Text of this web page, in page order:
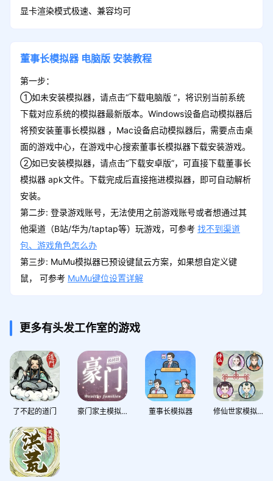
显卡渲染模式极速、兼容均可
董事长模拟器 电脑版 安装教程
第一步：
①如未安装模拟器，请点击“下载电脑版 ”，将识别当前系统
下载对应系统的模拟器最新版本。Windows设备启动模拟器后
将预安装董事长模拟器 ，Mac设备启动模拟器后，需要点击桌
面的游戏中心，在游戏中心搜索董事长模拟器下载安装游戏。
②如已安装模拟器，请点击“下载安卓版”，可直接下载董事长
模拟器 apk文件。下载完成后直接拖进模拟器，即可自动解析
安装。
第二步: 登录游戏账号，无法使用之前游戏账号或者想通过其
他渠道（B站/华为/taptap等）玩游戏，可参考 找不到渠道
包、游戏角色怎么办
第三步: MuMu模拟器已预设键鼠云方案，如果想自定义键
鼠， 可参考 MuMu键位设置详解
更多有头发工作室的游戏
了不起的道门 豪门家主模拟器 董事长模拟器 修仙世家模拟器